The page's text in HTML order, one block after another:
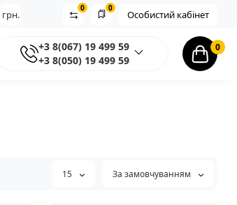
Особистий кабінет
0
0
грн.
+3 8(067) 19 499 59
+3 8(050) 19 499 59
0
15 За замовчуванням